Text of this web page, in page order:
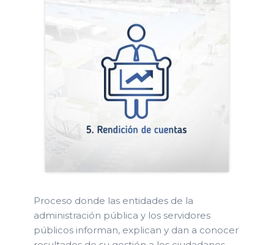
Proceso donde las entidades de la
administración pública y los servidores
públicos informan, explican y dan a conocer